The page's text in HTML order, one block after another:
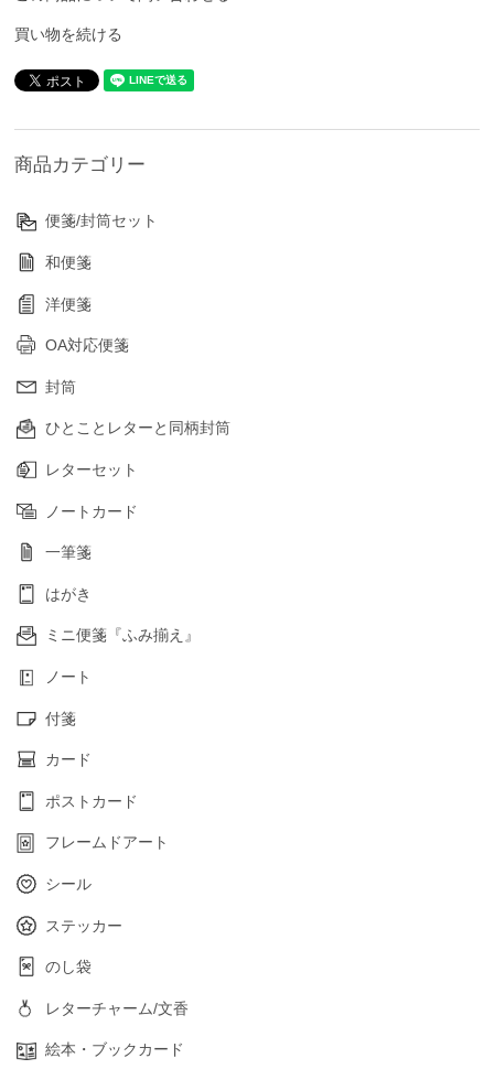
買い物を続ける
商品カテゴリー
便箋/封筒セット
和便箋
洋便箋
OA対応便箋
封筒
ひとことレターと同柄封筒
レターセット
ノートカード
一筆箋
はがき
ミニ便箋『ふみ揃え』
ノート
付箋
カード
ポストカード
フレームドアート
シール
ステッカー
のし袋
レターチャーム/文香
絵本・ブックカード